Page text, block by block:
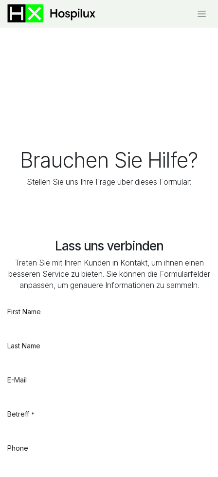
Zum Inhalt springen
Brauchen Sie Hilfe?
Stellen Sie uns Ihre Frage über dieses Formular:
Lass uns verbinden
Treten Sie mit Ihren Kunden in Kontakt, um ihnen einen
besseren Service zu bieten. Sie können die Formularfelder
anpassen, um genauere Informationen zu sammeln.
First Name
Last Name
E-Mail
Betreff *
Phone